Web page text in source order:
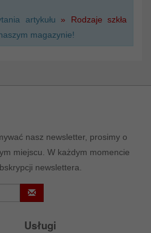
artykułu » Rodzaje szkła
magazynie!
nasz newsletter, prosimy o
miejscu. W każdym momencie
newslettera.
Usługi